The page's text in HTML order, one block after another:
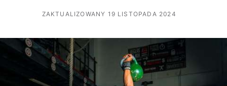
ZAKTUALIZOWANY 19 LISTOPADA 2024